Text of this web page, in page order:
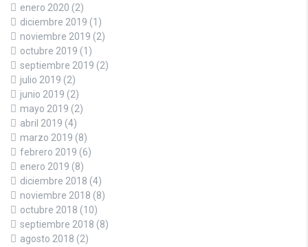
enero 2020 (2)
diciembre 2019 (1)
noviembre 2019 (2)
octubre 2019 (1)
septiembre 2019 (2)
julio 2019 (2)
junio 2019 (2)
mayo 2019 (2)
abril 2019 (4)
marzo 2019 (8)
febrero 2019 (6)
enero 2019 (8)
diciembre 2018 (4)
noviembre 2018 (8)
octubre 2018 (10)
septiembre 2018 (8)
agosto 2018 (2)